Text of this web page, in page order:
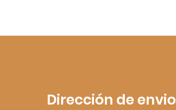
Dirección de envio